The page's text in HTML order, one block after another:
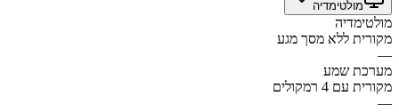
מולטימדיה
מולטימדיה
מקורית ללא מסך מגע
—
מערכת שמע
מקורית עם 4 רמקולים
—